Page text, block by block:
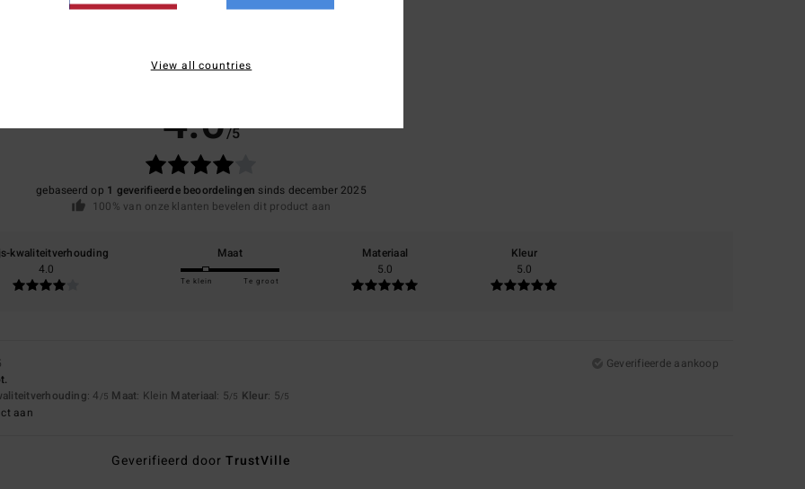
4.0/5
gebaseerd op 1 geverifieerde beoordelingen sinds december 2025
100% van onze klanten bevelen dit product aan
kwaliteitverhouding
4.0
Maat
Te klein Te groot
Materiaal
5.0
Kleur
5.0
Geverifieerde aankoop
: 4 /5 Maat: Klein Materiaal: 5/5 Kleur: 5/5
aan
Geverifieerd door TrustVille
View all countries